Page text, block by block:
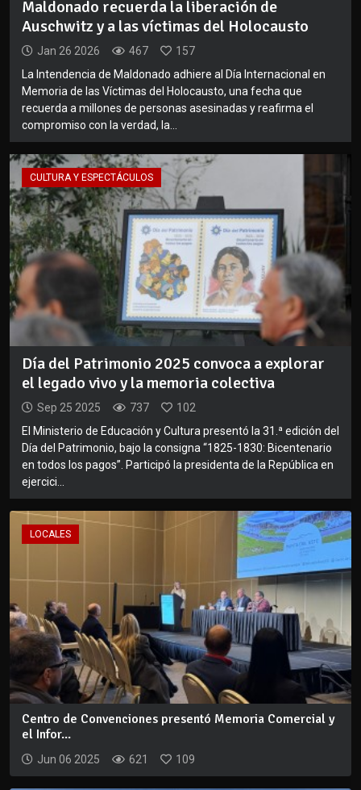
Maldonado recuerda la liberación de
Auschwitz y a las víctimas del Holocausto
Jan 26 2026 467
157
La Intendencia de Maldonado adhiere al Día Internacional en
Memoria de las Víctimas del Holocausto, una fecha que
recuerda a millones de personas asesinadas y reafirma el
compromiso con la verdad, la...
CULTURA Y ESPECTÁCULOS
Día del Patrimonio 2025 convoca a explorar
el legado vivo y la memoria colectiva
Sep 25 2025 737
102
El Ministerio de Educación y Cultura presentó la 31.ª edición del
Día del Patrimonio, bajo la consigna “1825-1830: Bicentenario
en todos los pagos”. Participó la presidenta de la República en
ejercici...
LOCALES
Centro de Convenciones presentó Memoria Comercial y
el Infor...
Jun 06 2025 621 109